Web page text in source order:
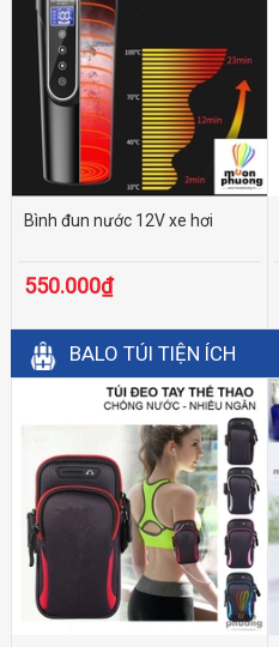
Bình đun nước 12V xe hơi
550.000₫
BALO TÚI TIỆN ÍCH